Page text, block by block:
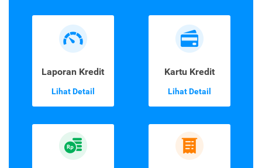
Laporan Kredit
Lihat Detail
Kartu Kredit
Lihat Detail